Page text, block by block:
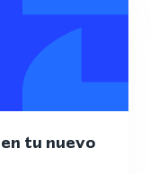
tu nuevo